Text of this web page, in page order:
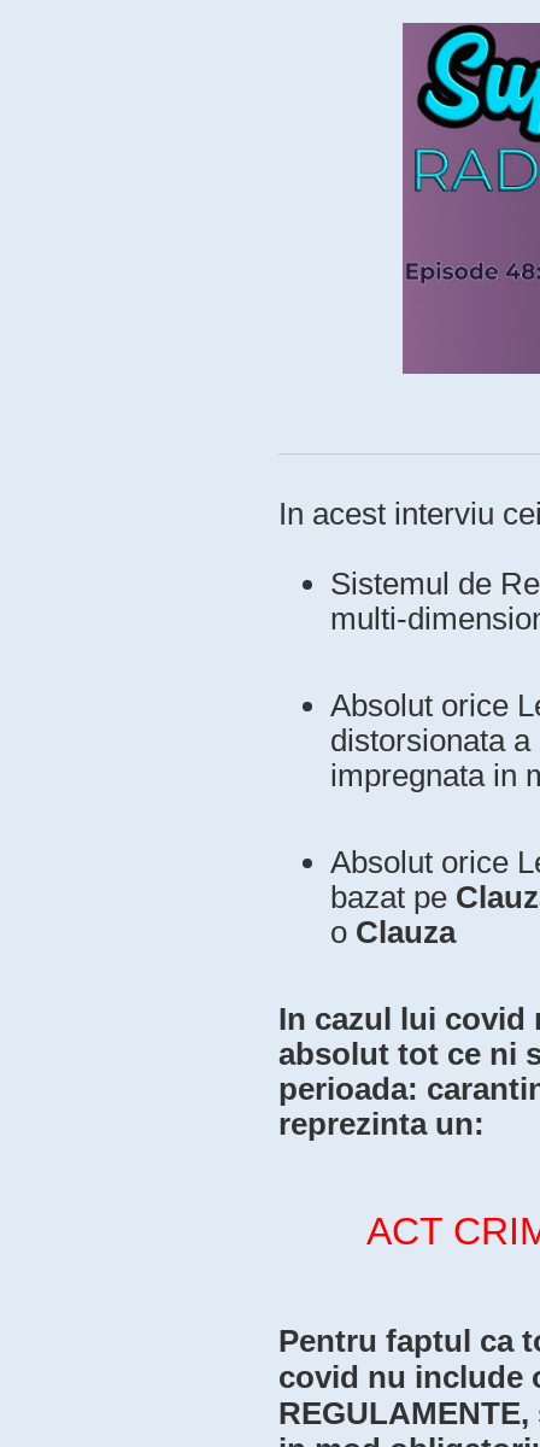
In acest interviu
Sistemul de
multi-
Absolut orice
distorsionata
impregnata in
Absolut orice
bazat pe
o Clauza
In cazul lui covid
absolut tot ce ni
perioada:
reprezinta un:
ACT
Pentru faptul ca
covid nu include